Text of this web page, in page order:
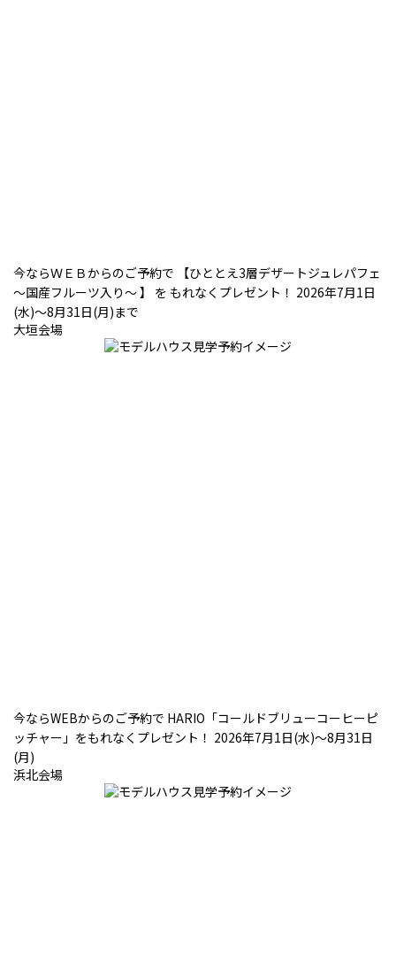
今ならＷＥＢからのご予約で 【ひととえ3層デザートジュレパフェ
～国産フルーツ入り～ 】 を もれなくプレゼント！ 2026年7月1日
(水)～8月31日(月)まで
大垣会場
今ならWEBからのご予約で HARIO「コールドブリューコーヒーピ
ッチャー」をもれなくプレゼント！ 2026年7月1日(水)～8月31日
(月)
浜北会場